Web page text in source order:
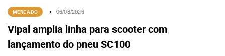
MERCADO 06/08/2026
Vipal amplia linha para scooter com
lançamento do pneu SC100